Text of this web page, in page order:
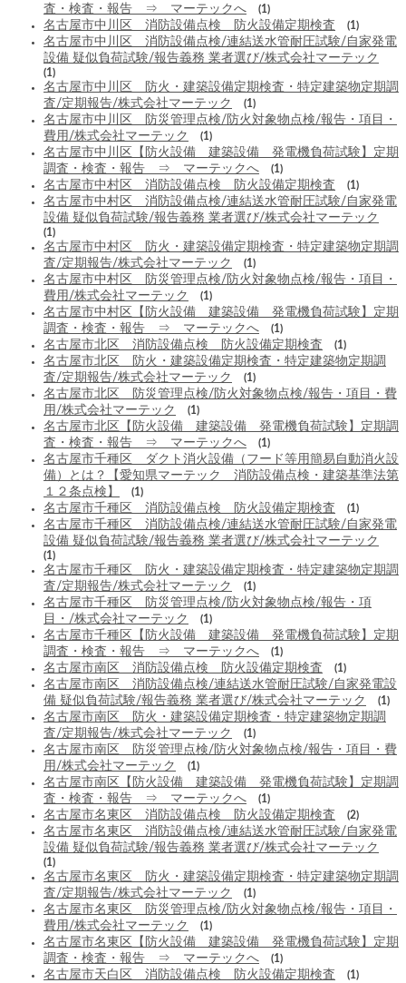
査・検査・報告 ⇒ マーテックへ
(1)
名古屋市中川区 消防設備点検 防火設備定期検査 (1)
名古屋市中川区 消防設備点検/連結送水管耐圧試験/自家発電
設備 疑似負荷試験/報告義務 業者選び/株式会社マーテック
(1)
名古屋市中川区 防火・建築設備定期検査・特定建築物定期調
査/定期報告/株式会社マーテック
(1)
名古屋市中川区 防災管理点検/防火対象物点検/報告・項目・
費用/株式会社マーテック
(1)
名古屋市中川区【防火設備 建築設備 発電機負荷試験】定期
調査・検査・報告 ⇒ マーテックへ
(1)
名古屋市中村区 消防設備点検 防火設備定期検査 (1)
名古屋市中村区 消防設備点検/連結送水管耐圧試験/自家発電
設備 疑似負荷試験/報告義務 業者選び/株式会社マーテック
(1)
名古屋市中村区 防火・建築設備定期検査・特定建築物定期調
査/定期報告/株式会社マーテック
(1)
名古屋市中村区 防災管理点検/防火対象物点検/報告・項目・
費用/株式会社マーテック
(1)
名古屋市中村区【防火設備 建築設備 発電機負荷試験】定期
調査・検査・報告 ⇒ マーテックへ
(1)
名古屋市北区 消防設備点検 防火設備定期検査 (1)
名古屋市北区 防火・建築設備定期検査・特定建築物定期調
査/定期報告/株式会社マーテック
(1)
名古屋市北区 防災管理点検/防火対象物点検/報告・項目・費
用/株式会社マーテック
(1)
名古屋市北区【防火設備 建築設備 発電機負荷試験】定期調
査・検査・報告 ⇒ マーテックへ
(1)
名古屋市千種区 ダクト消火設備（フード等用簡易自動消火設
備）とは？【愛知県マーテック 消防設備点検・建築基準法第
１２条点検】
(1)
名古屋市千種区 消防設備点検 防火設備定期検査 (1)
名古屋市千種区 消防設備点検/連結送水管耐圧試験/自家発電
設備 疑似負荷試験/報告義務 業者選び/株式会社マーテック
(1)
名古屋市千種区 防火・建築設備定期検査・特定建築物定期調
査/定期報告/株式会社マーテック
(1)
名古屋市千種区 防災管理点検/防火対象物点検/報告・項
目・/株式会社マーテック
(1)
名古屋市千種区【防火設備 建築設備 発電機負荷試験】定期
調査・検査・報告 ⇒ マーテックへ
(1)
名古屋市南区 消防設備点検 防火設備定期検査 (1)
名古屋市南区 消防設備点検/連結送水管耐圧試験/自家発電設
備 疑似負荷試験/報告義務 業者選び/株式会社マーテック
(1)
名古屋市南区 防火・建築設備定期検査・特定建築物定期調
査/定期報告/株式会社マーテック
(1)
名古屋市南区 防災管理点検/防火対象物点検/報告・項目・費
用/株式会社マーテック
(1)
名古屋市南区【防火設備 建築設備 発電機負荷試験】定期調
査・検査・報告 ⇒ マーテックへ
(1)
名古屋市名東区 消防設備点検 防火設備定期検査 (2)
名古屋市名東区 消防設備点検/連結送水管耐圧試験/自家発電
設備 疑似負荷試験/報告義務 業者選び/株式会社マーテック
(1)
名古屋市名東区 防火・建築設備定期検査・特定建築物定期調
査/定期報告/株式会社マーテック
(1)
名古屋市名東区 防災管理点検/防火対象物点検/報告・項目・
費用/株式会社マーテック
(1)
名古屋市名東区【防火設備 建築設備 発電機負荷試験】定期
調査・検査・報告 ⇒ マーテックへ
(1)
名古屋市天白区 消防設備点検 防火設備定期検査 (1)